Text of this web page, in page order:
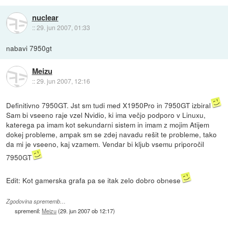
nuclear
::29. jun 2007, 01:33
nabavi 7950gt
Meizu
::29. jun 2007, 12:16
Definitivno 7950GT. Jst sm tudi med X1950Pro in 7950GT izbiral
Sam bi vseeno raje vzel Nvidio, ki ima večjo podporo v Linuxu,
katerega pa imam kot sekundarni sistem in imam z mojim Atijem
dokej probleme, ampak sm se zdej navadu rešit te probleme, tako
da mi je vseeno, kaj vzamem. Vendar bi kljub vsemu priporočil
7950GT
Edit: Kot gamerska grafa pa se itak zelo dobro obnese
Zgodovina sprememb…
spremenil:Meizu(29. jun 2007 ob 12:17)